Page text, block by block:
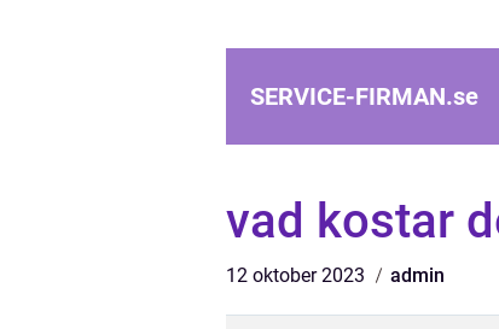
SERVICE-FIRMAN.se
vad kostar
12 oktober 2023 admin